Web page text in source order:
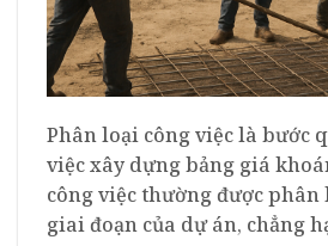
Phân loại công việc là bước
việc xây dựng bảng giá
công việc thường được
giai đoạn của dự án, chẳng